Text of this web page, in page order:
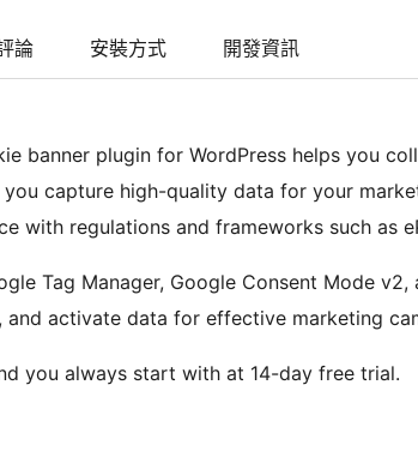
論 安裝方式 開發資訊
banner plugin for WordPress helps you
capture high-quality data for your
with regulations and frameworks such as
Tag Manager, Google Consent Mode v2,
and activate data for effective marketing
you always start with at 14-day free trial.